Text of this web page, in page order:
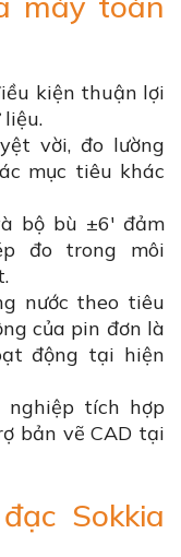
kiện thuận lợi
vời, đo lường
mục tiêu khác
bộ bù ±6' đảm
đo trong môi
nước theo tiêu
của pin đơn là
động tại hiện
nghiệp tích hợp
bản vẽ CAD tại
Sokkia